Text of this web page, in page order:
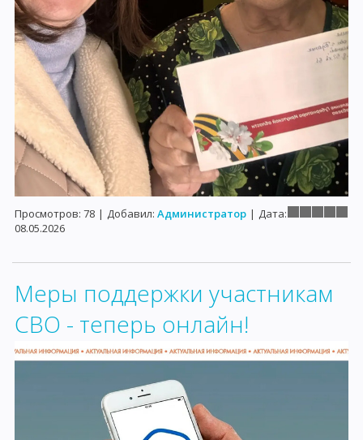
Просмотров: 78 | Добавил: Администратор | Дата:
08.05.2026
Меры поддержки участникам
СВО - теперь онлайн!